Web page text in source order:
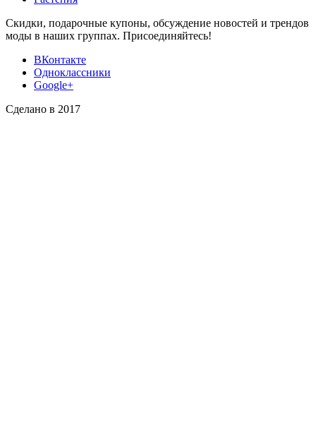
Скидки, подарочные купоны, обсуждение новостей и трендов
моды в наших группах. Присоединяйтесь!
ВКонтакте
Одноклассники
Google+
Сделано в 2017